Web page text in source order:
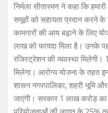
निर्मला सीतारमण ने कहा कि
समूहों को सहायता प्रदान करने
कामगारों की आय बढ़ाने के लिए
लाख को फायदा मिला है। उनके
रजिस्ट्रेशन की व्यवस्था मिलेगी।
मिलेगा। आरोग्य योजना के तहत
शासन नगरपालिका, शहरी भूमि
जाएंगी। सरकार 1 लाख करोड़